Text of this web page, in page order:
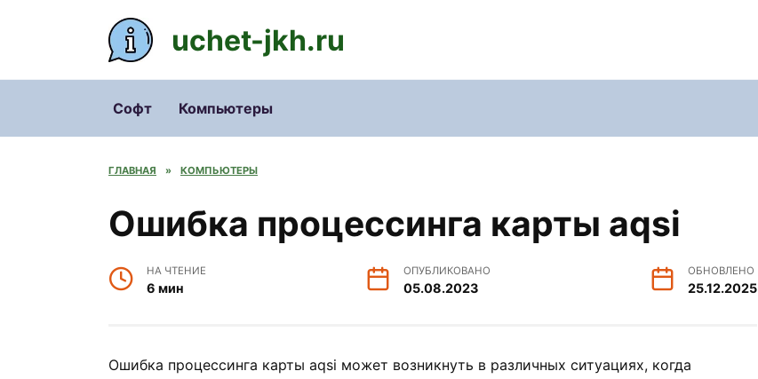
uchet-jkh.ru
Софт Компьютеры
ГЛАВНАЯ » КОМПЬЮТЕРЫ
Ошибка процессинга карты aqsi
НА ЧТЕНИЕ
6 мин
ОПУБЛИКОВАНО
05.08.2023
ОБНОВЛЕНО
25.12.2025
Ошибка процессинга карты aqsi может возникнуть в различных ситуациях, когда